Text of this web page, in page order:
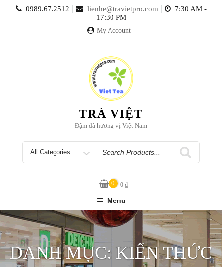
0989.67.2512 lienhe@travietpro.com
7:30 AM -
17:30 PM
My Account
TRÀ VIỆT
Đậm đà hương vị Việt Nam
Search
for
0 0₫
Menu
DANH MỤC: KIẾN THỨC